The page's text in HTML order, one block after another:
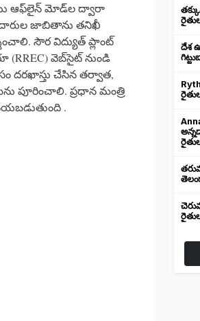
ఆఫ్‌లైన్ మోడ్‌ల ద్వారా
జాబితాను తనిఖీ
సౌర విద్యుత్ ప్లాంట్
(RREC) వెబ్‌సైట్ నుండి
దరఖాస్తు చేసిన తర్వాత,
పూరించాలి. ప్రధాన మంత్రి
.
దేశ